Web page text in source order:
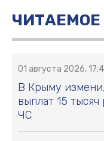
ЧИТАЕМОЕ
01 августа 2026,
В Крыму
выплат 15
ЧС